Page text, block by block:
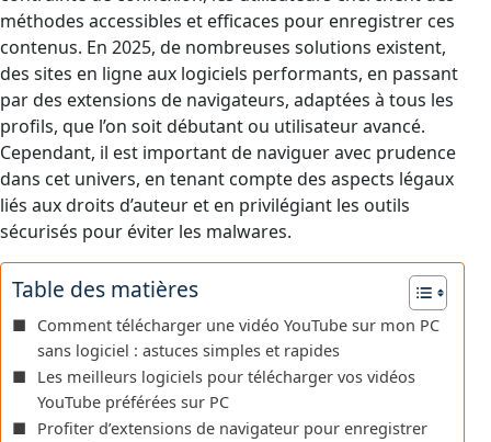
méthodes accessibles et efficaces pour enregistrer ces
contenus. En 2025, de nombreuses solutions existent,
des sites en ligne aux logiciels performants, en passant
par des extensions de navigateurs, adaptées à tous les
profils, que l’on soit débutant ou utilisateur avancé.
Cependant, il est important de naviguer avec prudence
dans cet univers, en tenant compte des aspects légaux
liés aux droits d’auteur et en privilégiant les outils
sécurisés pour éviter les malwares.
Table des matières
Comment télécharger une vidéo YouTube sur mon PC
sans logiciel : astuces simples et rapides
Les meilleurs logiciels pour télécharger vos vidéos
YouTube préférées sur PC
Profiter d’extensions de navigateur pour enregistrer